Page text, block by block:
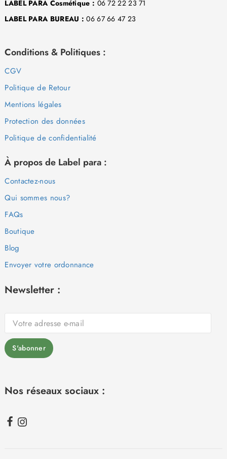
LABEL PARA Cosmétique : 06 72 22 23 71
LABEL PARA BUREAU : 06 67 66 47 23
Conditions & Politiques :
CGV
Politique de Retour
Mentions légales
Protection des données
Politique de confidentialité
À propos de Label para :
Contactez-nous
Qui sommes nous?
FAQs
Boutique
Blog
Envoyer votre ordonnance
Newsletter :
Nos réseaux sociaux :